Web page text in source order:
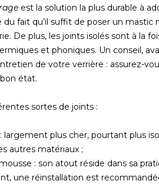
est la solution la plus durable à
du fait qu’il suffit de poser un mastic
De plus, les joints isolés sont à la
et phoniques. Un conseil,
de votre verrière : assurez-
état.
sortes de joints :
largement plus cher, pourtant plus
autres matériaux ;
: son atout réside dans sa
une réinstallation est